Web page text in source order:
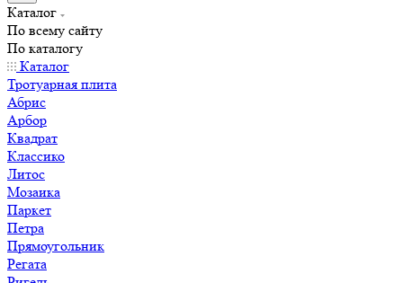
Каталог
По всему сайту
По каталогу
Каталог
Тротуарная плита
Абрис
Арбор
Квадрат
Классико
Литос
Мозаика
Паркет
Петра
Прямоугольник
Регата